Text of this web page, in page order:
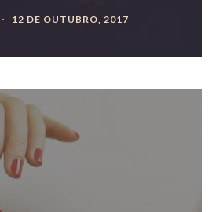
12 DE OUTUBRO, 2017